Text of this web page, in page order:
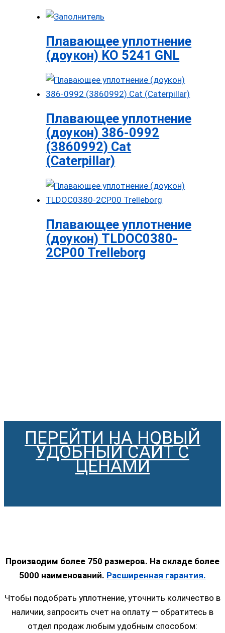
Плавающее уплотнение
(доукон) KO 5241 GNL
Плавающее уплотнение
(доукон) 386-0992
(3860992) Cat
(Caterpillar)
Плавающее уплотнение
(доукон) TLDOC0380-
2CP00 Trelleborg
ПЕРЕЙТИ НА НОВЫЙ
УДОБНЫЙ САЙТ С
ЦЕНАМИ
Производим более 750 размеров. На складе более
5000 наименований. Расширенная гарантия.
Чтобы подобрать уплотнение, уточнить количество в
наличии, запросить счет на оплату — обратитесь в
отдел продаж любым удобным способом: